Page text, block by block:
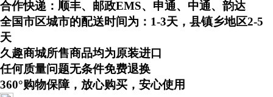
合作快递：顺丰、邮政EMS、申通、中通、韵达
全国市区城市的配送时间为：1-3天，县镇乡地区2-5
天
久趣商城所售商品均为原装进口
任何质量问题无条件免费退换
360°购物保障，放心购买，安心使用